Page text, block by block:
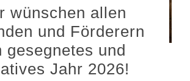
wünschen allen
und Förderern
gesegnetes und
Jahr 2026!